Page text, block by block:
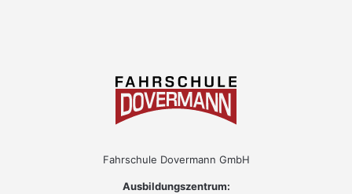
Fahrschule Dovermann GmbH
Ausbildungszentrum: